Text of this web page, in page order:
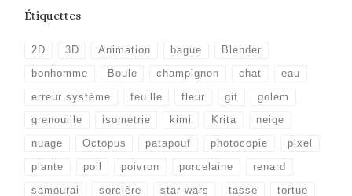
Étiquettes
2D 3D Animation bague Blender
bonhomme Boule champignon chat eau
erreur système feuille fleur gif golem
grenouille isometrie kimi Krita neige
nuage Octopus patapouf photocopie pixel
plante poil poivron porcelaine renard
samourai sorcière star wars tasse tortue